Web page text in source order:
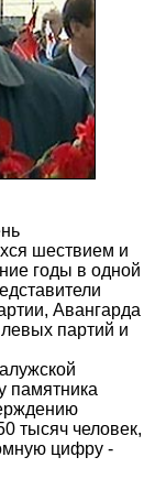
шествием и
годы в одной
Авангарда
партий и
памятника
тысяч человек,
цифру -